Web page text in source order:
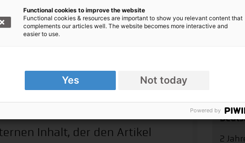
in Lwiw im Westen der Ukraine.
sich an der polnisch-ukrainischen Grenze
Und Mitarbeiter:innen von
für Geflüchtete in Rumänien.
im Einsatz
Maps
Inhalt, der den Artikel
2
Functional cookies to improve the website
Functional cookies & resources are important to show you relevant content that
complements our articles well. The website becomes more interactive and
easier to use.
Yes Not today
Powered by